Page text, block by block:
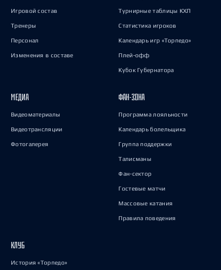
Игровой состав
Тренеры
Персонал
Изменения в составе
Турнирные таблицы КХЛ
Статистика игроков
Календарь игр «Торпедо»
Плей-офф
Кубок Губернатора
МЕДИА
Видеоматериалы
Видеотрансляции
Фотогалерея
ФАН-ЗОНА
Программа лояльности
Календарь болельщика
Группа поддержки
Талисманы
Фан-сектор
Гостевые матчи
Массовые катания
Правила поведения
КЛУБ
История «Торпедо»